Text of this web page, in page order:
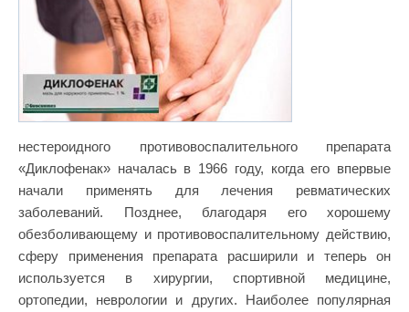
нестероидного противовоспалительного препарата
«Диклофенак» началась в 1966 году, когда его впервые
начали применять для лечения ревматических
заболеваний. Позднее, благодаря его хорошему
обезболивающему и противовоспалительному действию,
сферу применения препарата расширили и теперь он
используется в хирургии, спортивной медицине,
ортопедии, неврологии и других. Наиболее популярная